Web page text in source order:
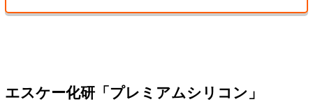
エスケー化研「プレミアムシリコン」